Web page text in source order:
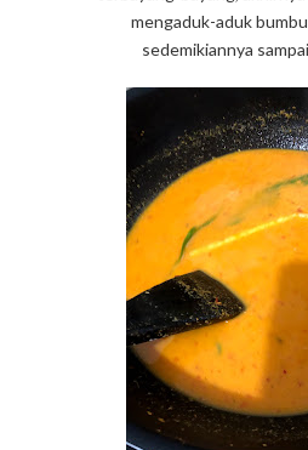
mengaduk-aduk
sedemikiannya